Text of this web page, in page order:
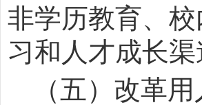
非学历教育、
习和人才成长渠
（五）改革